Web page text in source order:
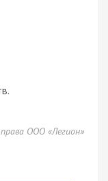
ООО «Легион»